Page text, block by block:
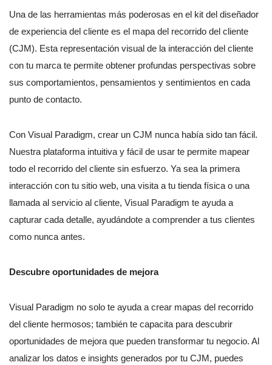
Una de las herramientas más poderosas en el kit del diseñador
de experiencia del cliente es el mapa del recorrido del cliente
(CJM). Esta representación visual de la interacción del cliente
con tu marca te permite obtener profundas perspectivas sobre
sus comportamientos, pensamientos y sentimientos en cada
punto de contacto.
Con Visual Paradigm, crear un CJM nunca había sido tan fácil.
Nuestra plataforma intuitiva y fácil de usar te permite mapear
todo el recorrido del cliente sin esfuerzo. Ya sea la primera
interacción con tu sitio web, una visita a tu tienda física o una
llamada al servicio al cliente, Visual Paradigm te ayuda a
capturar cada detalle, ayudándote a comprender a tus clientes
como nunca antes.
Descubre oportunidades de mejora
Visual Paradigm no solo te ayuda a crear mapas del recorrido
del cliente hermosos; también te capacita para descubrir
oportunidades de mejora que pueden transformar tu negocio. Al
analizar los datos e insights generados por tu CJM, puedes